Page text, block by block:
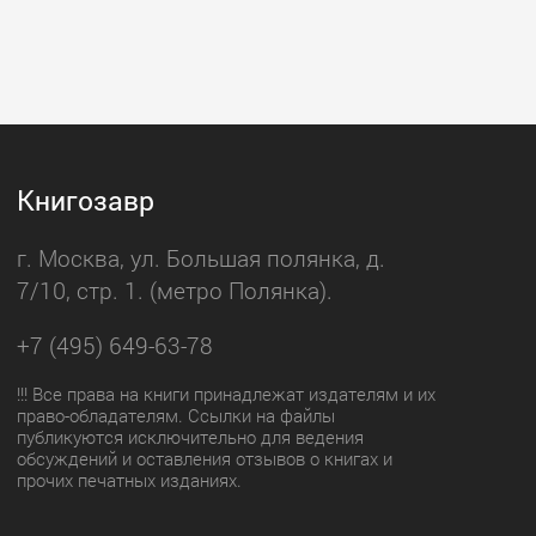
Книгозавр
г. Москва, ул. Большая полянка, д.
7/10, стр. 1. (метро Полянка).
+7 (495) 649-63-78
!!! Все права на книги принадлежат издателям и их
право-обладателям. Ссылки на файлы
публикуются исключительно для ведения
обсуждений и оставления отзывов о книгах и
прочих печатных изданиях.